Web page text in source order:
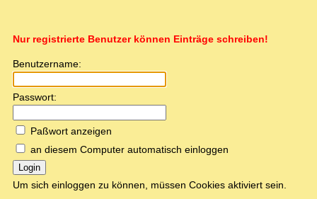
Nur registrierte Benutzer können Einträge schreiben!
Benutzername:
Passwort:
Paßwort anzeigen
an diesem Computer automatisch einloggen
Login
Um sich einloggen zu können, müssen Cookies aktiviert sein.